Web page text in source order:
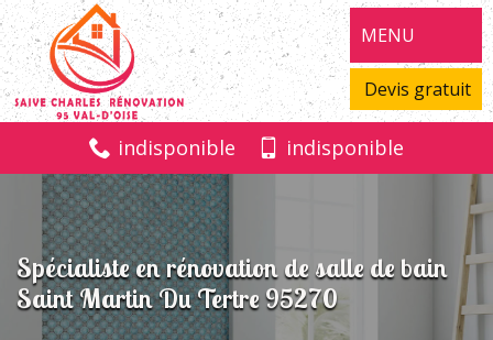
MENU
Devis gratuit
indisponible indisponible
Spécialiste en rénovation de salle de bain
Saint Martin Du Tertre 95270